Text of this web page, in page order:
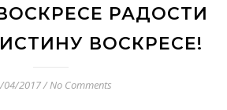
РАДОСТИ
ВОСКРЕСЕ!
04/2017/No Comments